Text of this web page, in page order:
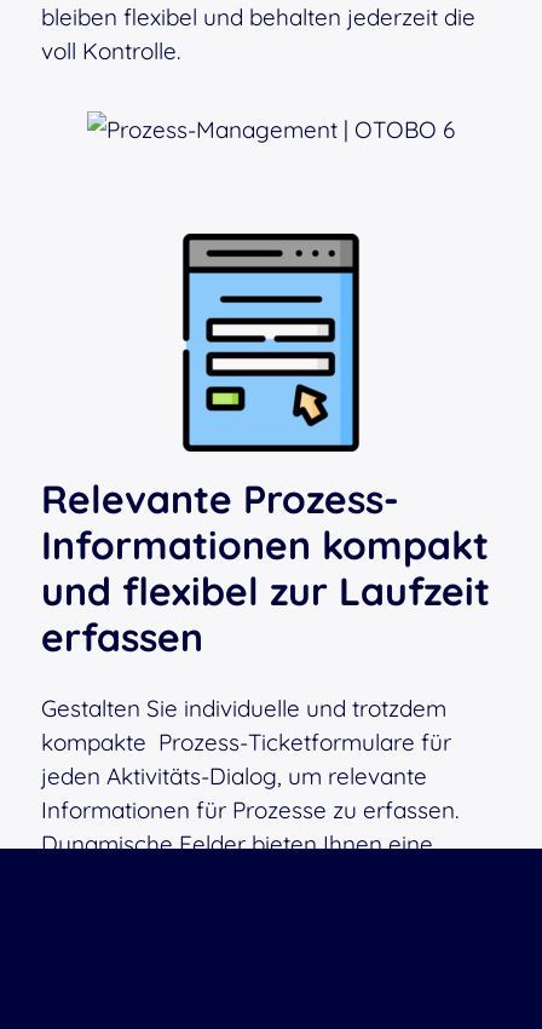
bleiben flexibel und behalten jederzeit die
voll Kontrolle.
Relevante Prozess-
Informationen kompakt
und flexibel zur Laufzeit
erfassen
Gestalten Sie individuelle und trotzdem
kompakte Prozess-Ticketformulare für
jeden Aktivitäts-Dialog, um relevante
Informationen für Prozesse zu erfassen.
Dynamische Felder bieten Ihnen eine